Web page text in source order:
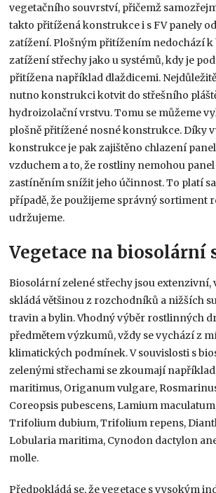
vegetačního souvrství, přičemž
takto přitížená konstrukce i s FV panely
zatížení. Plošným přitížením nedochází k
zatížení střechy jako u systémů, kdy je
přitížena například dlaždicemi.
nutno konstrukci kotvit do střešního
hydroizolační vrstvu. Tomu se můžeme
plošně přitížené nosné konstrukce. Díky
konstrukce je pak zajištěno chlazení
vzduchem a to, že rostliny nemohou
zastíněním snížit jeho účinnost. To platí
případě, že použijeme správný sortiment
udržujeme.
Vegetace na biosolární
Biosolární zelené střechy jsou extenzivní,
skládá většinou z rozchodníků a nižších
travin a bylin. Vhodný výběr rostlinných
předmětem výzkumů, vždy se vychází z
klimatických podmínek. V souvislosti s
zelenými střechami se zkoumají
maritimus, Origanum vulgare,
Coreopsis pubescens, Lamium
Trifolium dubium, Trifolium repens,
Lobularia maritima, Cynodon dactylon
molle.
Předpokládá se, že vegetace s vysokým